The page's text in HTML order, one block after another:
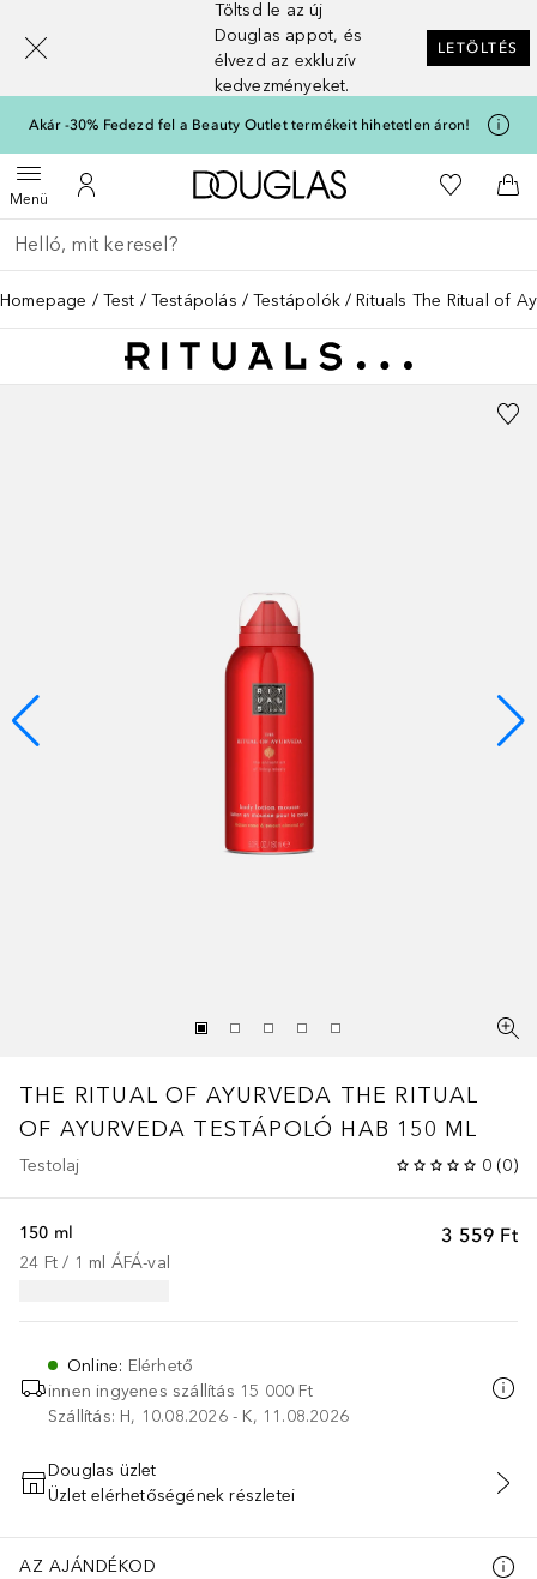
Töltsd le az új
Douglas appot, és
élvezd az exkluzív
kedvezményeket.
LETÖLTÉS
Akár -30% Fedezd fel a Beauty Outlet termékeit hihetetlen áron!
MenüMenü megnyitása
A fiókomhoz
A Douglas Főoldalra
A
Menj vissza
Keresés végrehajtása
Homepage Test Testápolás Testápolók Rituals The Ritual of
THE RITUAL OF AYURVEDA THE RITUAL
OF AYURVEDA TESTÁPOLÓ HAB 150 ML
Testolaj 0 (0)
3 559 Ft
150 ml
24 Ft / 1 ml ÁFÁ-val
Online: Elérhető
innen ingyenes szállítás 15 000 Ft
Szállítás: H, 10.08.2026 - K, 11.08.2026
KOSÁRBA HELYEZÉS
Douglas üzlet
Üzlet elérhetőségének részletei
AZ AJÁNDÉKOD
[navigation.slideout.screenreader]